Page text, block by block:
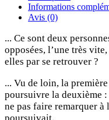
Informations
Avis (0)
... Ce sont deux
opposées, l’une très
elles par se retrouver ?
... Vu de loin, la
poursuivre la deuxième
ne pas faire remarquer à